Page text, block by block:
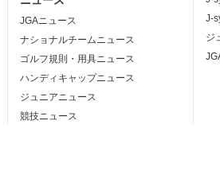
JGAニュース
ナショナルチームニュース
ゴルフ規則・用具ニュース
ハンディキャップニュース
ジュニアニュース
競技ニュース
J-
ジ